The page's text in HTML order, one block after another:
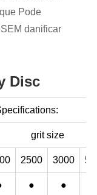
Pode
danificar
Disc
grit size
2500 3000
● ●